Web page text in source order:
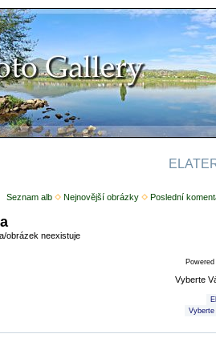
Seznam alb Nejnovější obrázky Poslední
obrázek neexistuje
Vyberte